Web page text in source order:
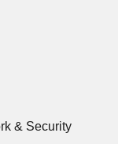
& Security